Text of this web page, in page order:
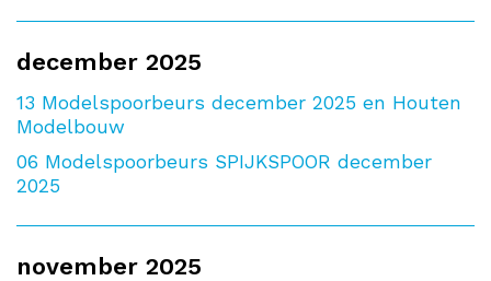
december 2025
13 Modelspoorbeurs december 2025 en Houten
Modelbouw
06 Modelspoorbeurs SPIJKSPOOR december
2025
november 2025